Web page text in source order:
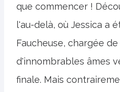
que commencer !
l'au-delà, où Jessica a
Faucheuse, chargée
d'innombrables âmes
finale. Mais